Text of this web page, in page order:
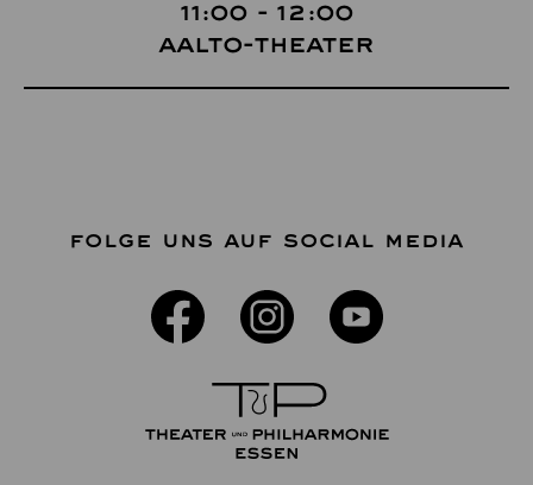
11:00 - 12:00
Aalto-Theater
FOLGE UNS AUF SOCIAL MEDIA